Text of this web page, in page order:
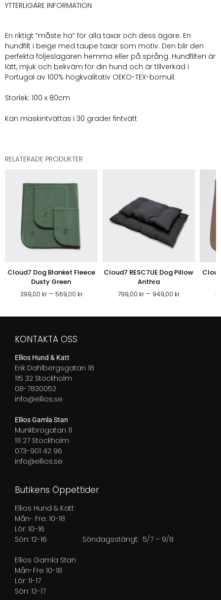
YTTERLIGARE INFORMATION
En riktigt ”måste ha” för alla taxar och dess ägare. En
hundfilt i beige med taupe taxar som motiv. Den blir den
perfekta följeslagaren hemma eller på språng. Hundfilten är
lätt, mjuk och bekväm för din hund och är tillverkad i
Portugal av 100% högkvalitativ OEKO-TEX-bomull.
Storlek: 100 x 80cm
Kan maskintvättas i 30 grader fintvätt
RELATERADE PRODUKTER
Cloud7 Dog Blanket Fleece
Dusty Green
399,00 kr – 569,00 krPrisintervall:
Cloud7 RESC7UE Dog Pillow
Anthra
799,00 kr – 949,00 krPrisintervall:
KONTAKTA OSS
Ellios Hund & Katt
Erik Dahlbergsgatan 18
115 32 Stockholm
08-7830052
info@ellios.se
Ellios Gamla Stan
Munkbrogatan 11
111 27 Stockholm
073-901 42 96
info@ellios.se
Butikens Öppettider
Ellios Hund & Katt
Mån- Fre: 10-18
Lör: 10-16
Sön: 12-16 Söndagsstängt: 5/7 – 9/8
Ellios Gamla Stan
Mån-Fre 10-18
Lör: 11-17
Sön: 12-17